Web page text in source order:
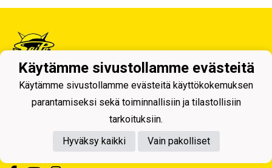
Tietosuojaseloste
Saimaan Pallo - SaiPa ry
Käytämme sivustollamme evästeitä
Käytämme sivustollamme evästeitä käyttökokemuksen
parantamiseksi sekä toiminnallisiin ja tilastollisiin
tarkoituksiin.
Hyväksy kaikki
Vain pakolliset